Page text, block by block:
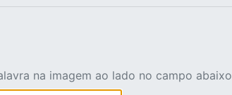
na imagem ao lado no campo abaixo